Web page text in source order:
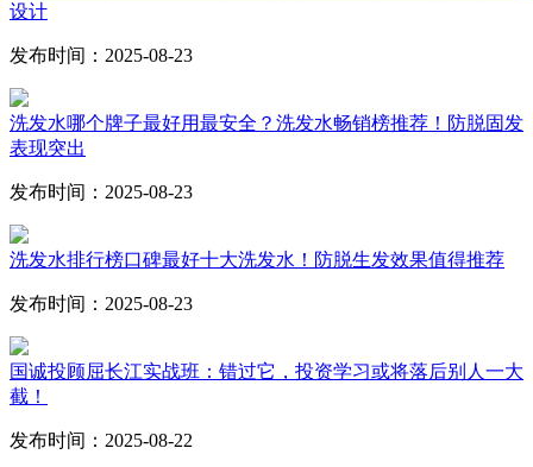
设计
发布时间：2025-08-23
洗发水哪个牌子最好用最安全？洗发水畅销榜推荐！防脱固发
表现突出
发布时间：2025-08-23
洗发水排行榜口碑最好十大洗发水！防脱生发效果值得推荐
发布时间：2025-08-23
国诚投顾屈长江实战班：错过它，投资学习或将落后别人一大
截！
发布时间：2025-08-22